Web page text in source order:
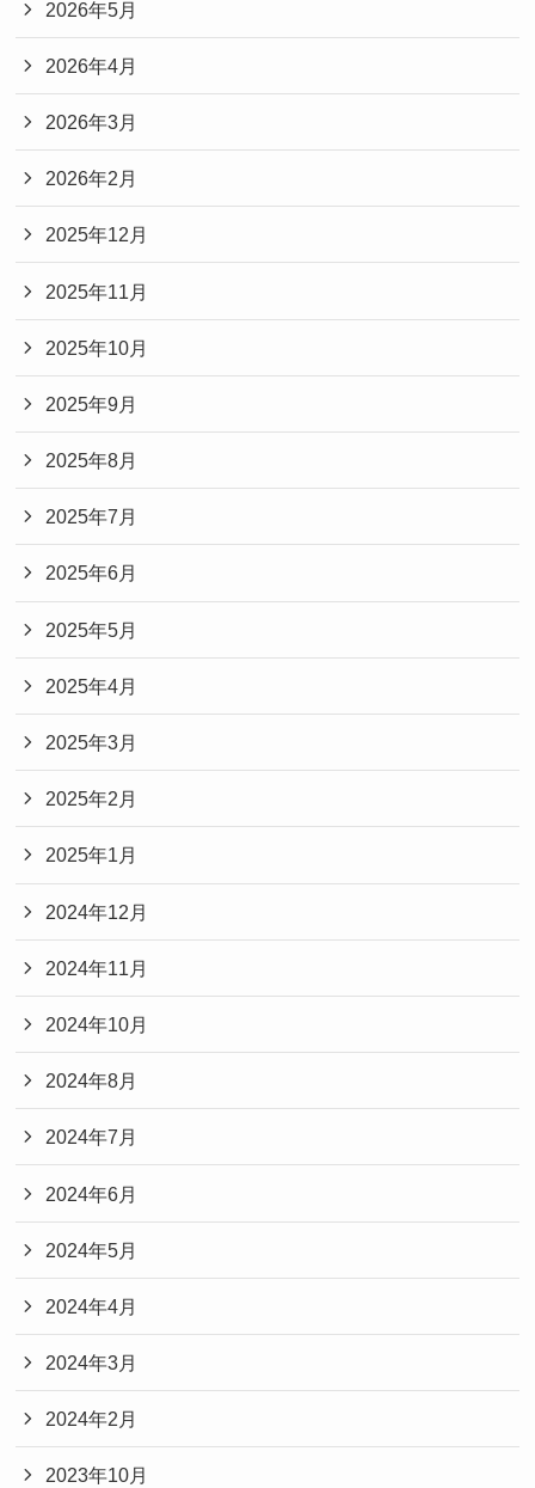
2026年5月
2026年4月
2026年3月
2026年2月
2025年12月
2025年11月
2025年10月
2025年9月
2025年8月
2025年7月
2025年6月
2025年5月
2025年4月
2025年3月
2025年2月
2025年1月
2024年12月
2024年11月
2024年10月
2024年8月
2024年7月
2024年6月
2024年5月
2024年4月
2024年3月
2024年2月
2023年10月